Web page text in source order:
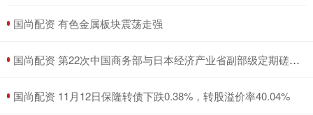
​国尚配资 有色金属板块震荡走强
​国尚配资 第22次中国商务部与日本经济产业省副部级定期磋商在北京举行
​国尚配资 11月12日保隆转债下跌0.38%，转股溢价率40.04%